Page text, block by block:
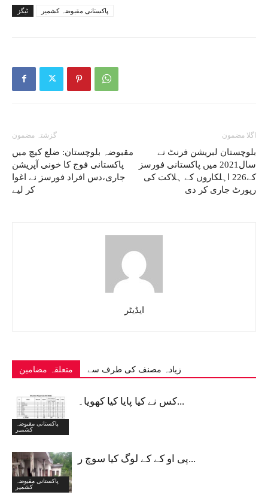
ٹیگز پاکستانی مقبوضہ کشمیر
گزشتہ مضمون
مقبوضہ بلوچستان: ضلع کیچ میں
پاکستانی فوج کا خونی آپریشن
جاری،دس افراد فورسز نے اغوا
کر لیے
اگلا مضمون
بلوچستان لبریشن فرنٹ نے
سال2021 میں پاکستانی فورسز
کے226 اہلکاروں کے ہلاکت کی
رپورٹ جاری کر دی
ایڈیٹر
متعلقہ مضامین زیادہ مصنف کی طرف سے
پاکستانی مقبوضہ
کشمیر
کس نے کیا پایا کیا کھویا۔...
پاکستانی مقبوضہ
کشمیر
پی او کے کے لوگ کیا سوچ ر...